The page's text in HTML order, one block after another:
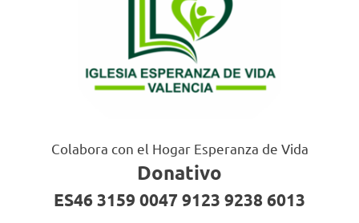
Colabora con el Hogar Esperanza de Vida
Donativo
ES46 3159 0047 9123 9238 6013